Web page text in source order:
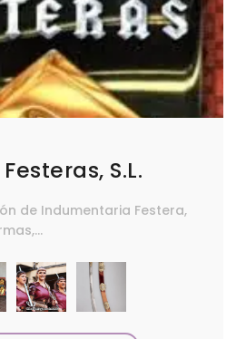
S.L.
de Indumentaria Festera,